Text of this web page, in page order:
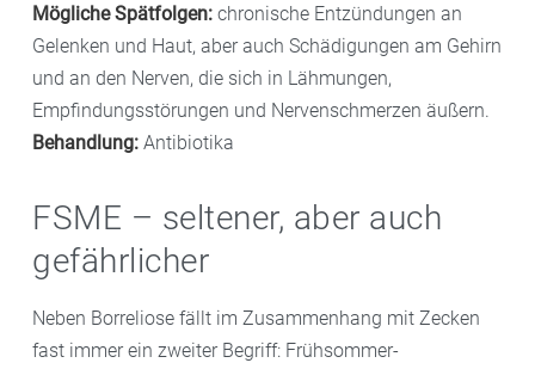
Mögliche Spätfolgen: chronische Entzündungen an
Gelenken und Haut, aber auch Schädigungen am Gehirn
und an den Nerven, die sich in Lähmungen,
Empfindungsstörungen und Nervenschmerzen äußern.
Behandlung: Antibiotika
FSME – seltener, aber auch
gefährlicher
Neben Borreliose fällt im Zusammenhang mit Zecken
fast immer ein zweiter Begriff: Frühsommer-